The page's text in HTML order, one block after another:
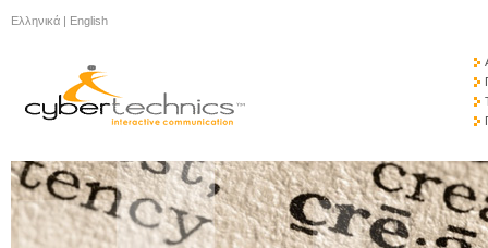
Ελληνικά | English